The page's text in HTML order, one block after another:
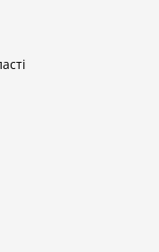
області